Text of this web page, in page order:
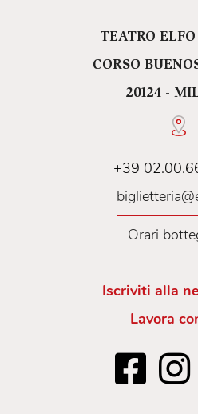
TEATRO
CORSO
20124 -
+39
Orari
Iscriviti alla
Lavora